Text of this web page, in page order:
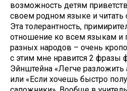
возможность детям
своем родном языке и читать
Эта толерантность,
отношение ко всем языкам и
разных народов – очень
с этим мне нравится 2 фразы
Эйнштейна «Легче разложить
или «Если хочешь быстро